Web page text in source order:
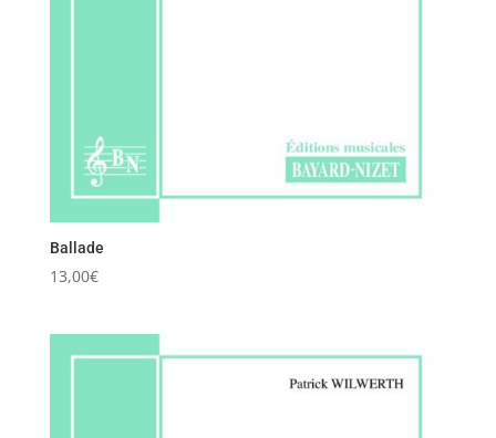
Ballade
13,00€